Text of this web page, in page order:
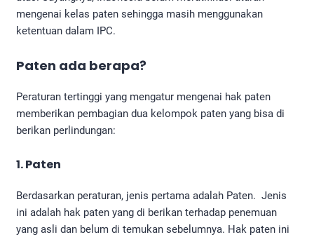
mengenai kelas paten sehingga masih menggunakan
ketentuan dalam IPC.
Paten ada berapa?
Peraturan tertinggi yang mengatur mengenai hak paten
memberikan pembagian dua kelompok paten yang bisa di
berikan perlindungan:
1. Paten
Berdasarkan peraturan, jenis pertama adalah Paten. Jenis
ini adalah hak paten yang di berikan terhadap penemuan
yang asli dan belum di temukan sebelumnya. Hak paten ini